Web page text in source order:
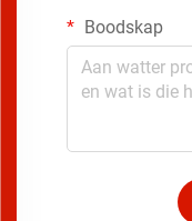
Boodskap